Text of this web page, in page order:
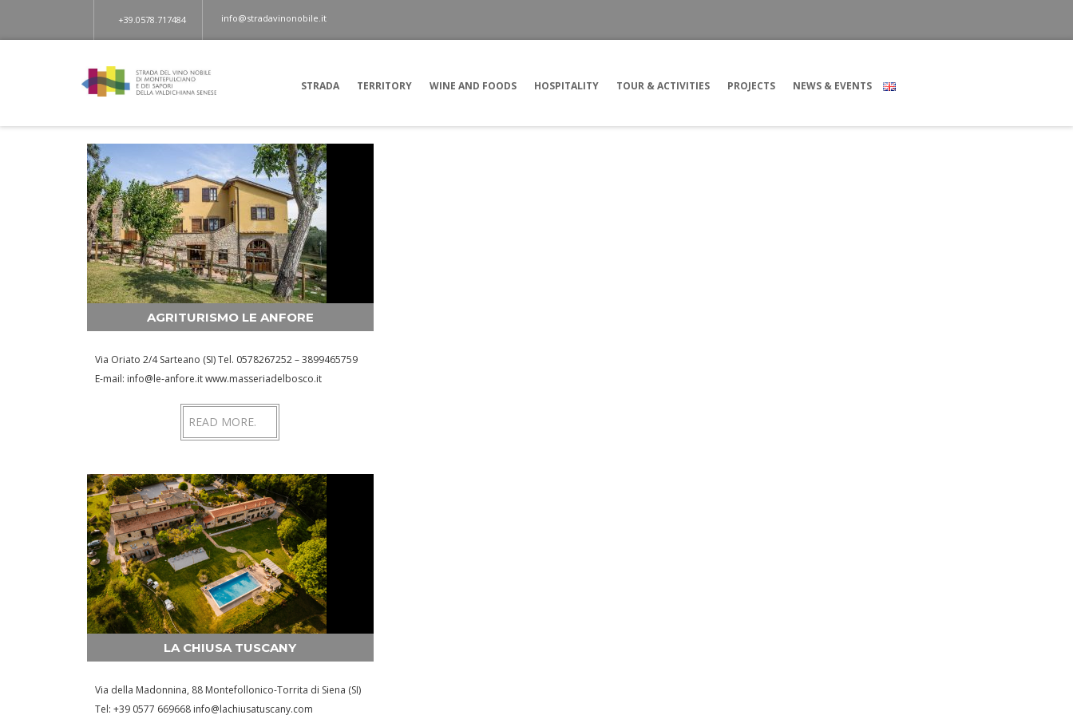
+39.0578.717484 info@stradavinonobile.it
STRADA TERRITORY WINE AND FOODS HOSPITALITY TOUR & ACTIVITIES PROJECTS NEWS & EVENTS
AGRITURISMO LE ANFORE
Via Oriato 2/4 Sarteano (SI) Tel. 0578267252 – 3899465759
E-mail: info@le-anfore.it www.masseriadelbosco.it
READ MORE.
LA CHIUSA TUSCANY
Via della Madonnina, 88 Montefollonico-Torrita di Siena (SI)
Tel: +39 0577 669668 info@lachiusatuscany.com